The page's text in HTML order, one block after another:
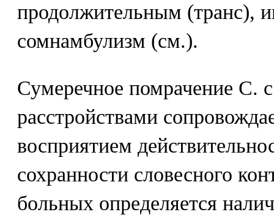
продолжительным (транс),
сомнамбулизм (см.).
Сумеречное помрачение С.
расстройствами
восприятием
сохранности словесного
больных определяется